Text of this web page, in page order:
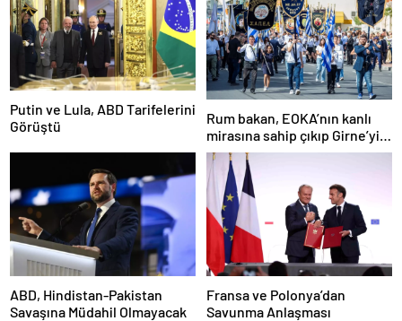
Putin ve Lula, ABD Tarifelerini
Görüştü
Rum bakan, EOKA’nın kanlı
mirasına sahip çıkıp Girne’yi
hedef gösterdi
ABD, Hindistan-Pakistan
Savaşına Müdahil Olmayacak
Fransa ve Polonya’dan
Savunma Anlaşması